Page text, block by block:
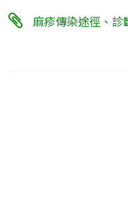
麻疹傳染途徑、